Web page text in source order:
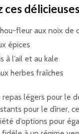
ces
fleur aux noix de
épices
à l’ail et au kale
herbes fraîches
repas légers pour le
pour le dîner,
d’options pour